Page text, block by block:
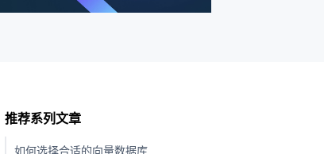
推荐系列文章
如何选择合适的向量数据库